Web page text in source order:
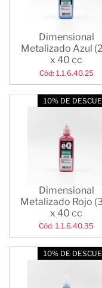
Dimensional
Metalizado Azul
x 40 cc
Cód: 1.1.6.40.25
10% DE
Dimensional
Metalizado Rojo
x 40 cc
Cód: 1.1.6.40.35
10% DE